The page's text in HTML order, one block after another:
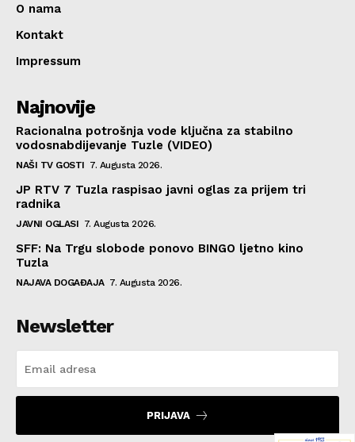
O nama
Kontakt
Impressum
Najnovije
Racionalna potrošnja vode ključna za stabilno
vodosnabdijevanje Tuzle (VIDEO)
NAŠI TV GOSTI 7. Augusta 2026.
JP RTV 7 Tuzla raspisao javni oglas za prijem tri
radnika
JAVNI OGLASI 7. Augusta 2026.
SFF: Na Trgu slobode ponovo BINGO ljetno kino
Tuzla
NAJAVA DOGAĐAJA 7. Augusta 2026.
Newsletter
PRIJAVA